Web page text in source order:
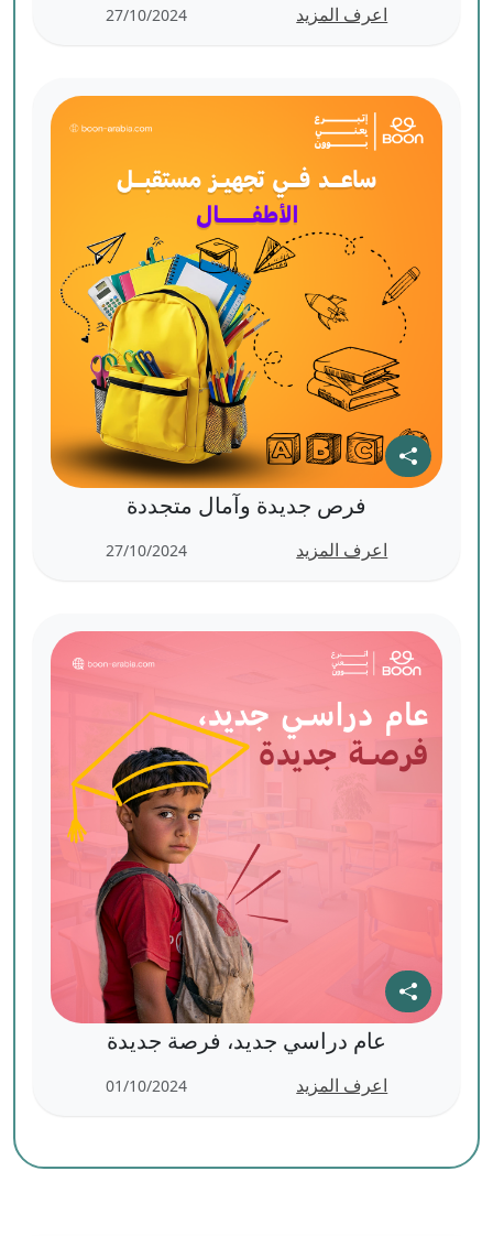
اعرف المزيد 27/10/2024
فرص جديدة وآمال متجددة
اعرف المزيد 27/10/2024
عام دراسي جديد، فرصة جديدة
اعرف المزيد 01/10/2024